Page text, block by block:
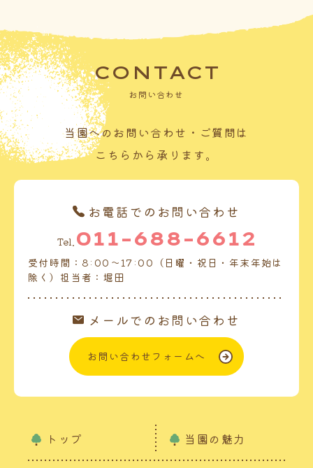
CONTACT
お問い合わせ
当園へのお問い合わせ・ご質問は
こちらから承ります。
お電話でのお問い合わせ
Tel. 011-688-6612
受付時間：8:00～17:00（日曜・祝日・年末年始は
除く）担当者：堀田
メールでのお問い合わせ
お問い合わせフォームへ
トップ 当園の魅力